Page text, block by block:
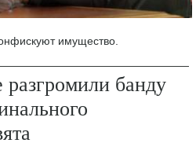
имущество.
банду